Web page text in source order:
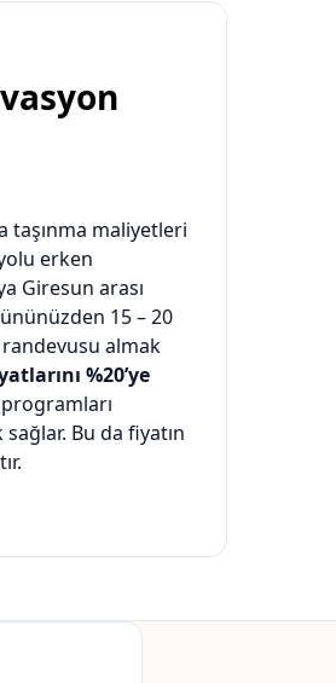
taşınma maliyetleri
erken
Giresun arası
15 – 20
almak
%20’ye
sağlar. Bu da fiyatın